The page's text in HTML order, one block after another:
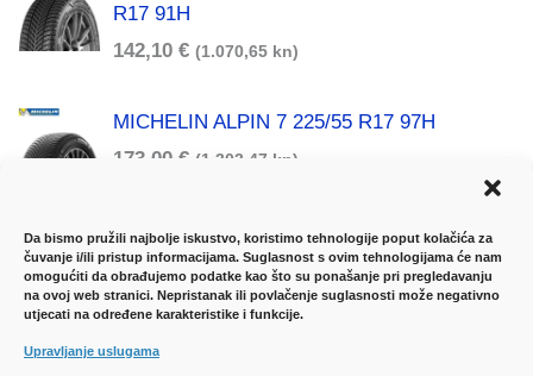
Da bismo pružili najbolje iskustvo, koristimo tehnologije poput kolačića za
čuvanje i/ili pristup informacijama. Suglasnost s ovim tehnologijama će nam
omogućiti da obrađujemo podatke kao što su ponašanje pri pregledavanju
na ovoj web stranici. Nepristanak ili povlačenje suglasnosti može negativno
utjecati na određene karakteristike i funkcije.
Upravljanje uslugama
R17 91H
142,10 € (1.070,65 kn)
MICHELIN ALPIN 7 225/55 R17 97H
173,00 € (1.303,47 kn)
UVJETI KORIŠTENJA